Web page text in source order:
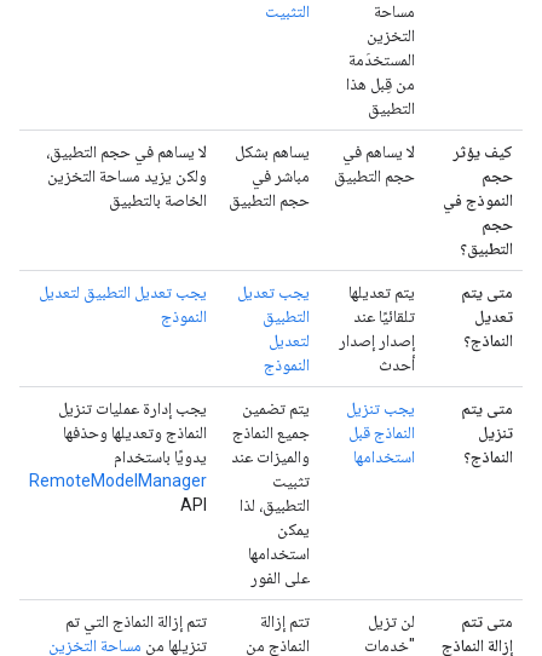
مساحة
التخزين
المستخدَمة
من قِبل هذا
التطبيق
التثبيت
كيف يؤثر
حجم
النموذج في
حجم
التطبيق؟
لا يساهم في
حجم التطبيق
يساهم بشكل
مباشر في
حجم التطبيق
لا يساهم في حجم التطبيق،
ولكن يزيد مساحة التخزين
الخاصة بالتطبيق
متى يتم
تعديل
النماذج؟
يتم تعديلها
تلقائيًا عند
إصدار إصدار
أحدث
يجب تعديل
التطبيق
لتعديل
النموذج
يجب تعديل التطبيق لتعديل
النموذج
متى يتم
تنزيل
النماذج؟
يجب تنزيل
النماذج قبل
استخدامها
يتم تضمين
جميع النماذج
والميزات عند
تثبيت
التطبيق، لذا
يمكن
استخدامها
على الفور
يجب إدارة عمليات تنزيل
النماذج وتعديلها وحذفها
يدويًا باستخدام
RemoteModelManager
API
متى تتم
إزالة النماذج
لن تزيل
"خدمات
تتم إزالة
النماذج من
تتم إزالة النماذج التي تم
تنزيلها من مساحة التخزين